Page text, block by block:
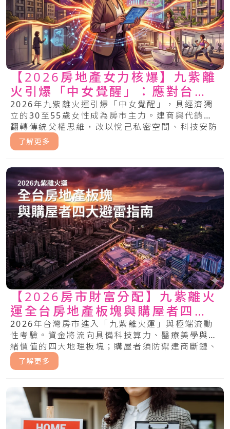
【2026房地產女力核爆】九紫離
火引爆「中女覺醒」：應對台灣
房地產危機與莊家求生秘術
2026年九紫離火運引爆「中女覺醒」，具經濟獨
立的30至55歲女性成為房市主力。建商與代銷須
翻轉傳統父權思維，改以悅己私密空間、科技安防
與情緒價值回應女性剛需，才能掌握地產新金權。
了解更多
【2026房市財富分配】九紫離火
運全台房地產板塊與購屋者四大
避雷指南
2026年台灣房市進入「九紫離火運」與極端流動
性考驗。資金將流向具備科技算力、醫療美學與情
緒價值的四大地理板塊；購屋者須防禦建商斷鏈、
銀行緊縮與綠色通膨風險。.....
了解更多